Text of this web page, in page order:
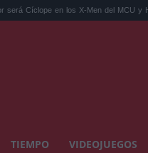
en los X-Men del MCU y Hea...
TIEMPO VIDEOJUEGOS